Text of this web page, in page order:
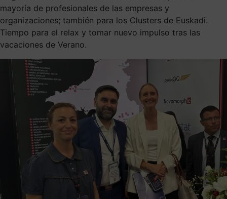
mayoría de profesionales de las empresas y
organizaciones; también para los Clusters de Euskadi.
Tiempo para el relax y tomar nuevo impulso tras las
vacaciones de Verano.